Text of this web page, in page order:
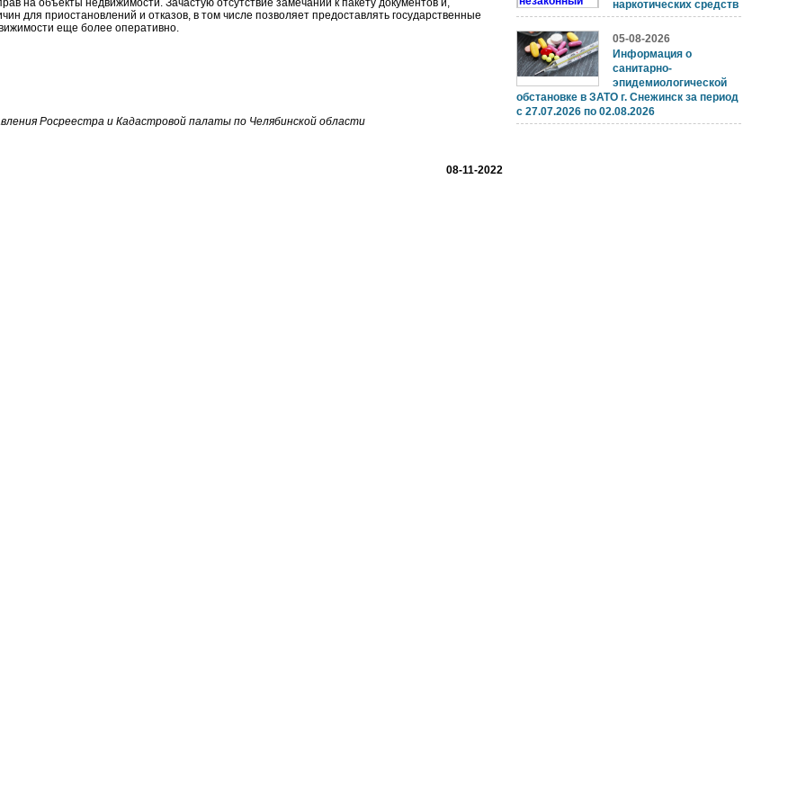
на объекты недвижимости. Зачастую отсутствие замечаний к пакету документов и,
для приостановлений и отказов, в том числе позволяет предоставлять государственные
еще более оперативно.
Росреестра и Кадастровой палаты по Челябинской области
08-11-2022
наркотических средств
05-08-2026
Информация о
санитарно-
эпидемиологической
обстановке в ЗАТО г. Снежинск за период
с 27.07.2026 по 02.08.2026